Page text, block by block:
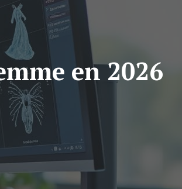
en 2026